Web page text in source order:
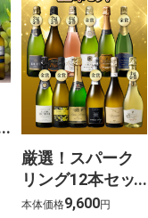
厳選！スパーク
リング12本セッ
ト 金賞受賞ワイ
本体価格9,600円